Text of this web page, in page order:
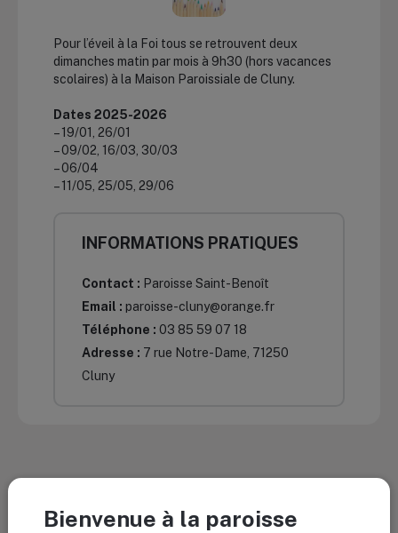
Pour l’éveil à la Foi tous se retrouvent deux
dimanches matin par mois à 9h30 (hors vacances
scolaires) à la Maison Paroissiale de Cluny.
Dates 2025-2026
– 19/01, 26/01
– 09/02, 16/03, 30/03
– 06/04
– 11/05, 25/05, 29/06
INFORMATIONS PRATIQUES
Contact : Paroisse Saint-Benoît
Email : paroisse-cluny@orange.fr
Téléphone : 03 85 59 07 18
Adresse : 7 rue Notre-Dame, 71250
Cluny
Bienvenue à la paroisse